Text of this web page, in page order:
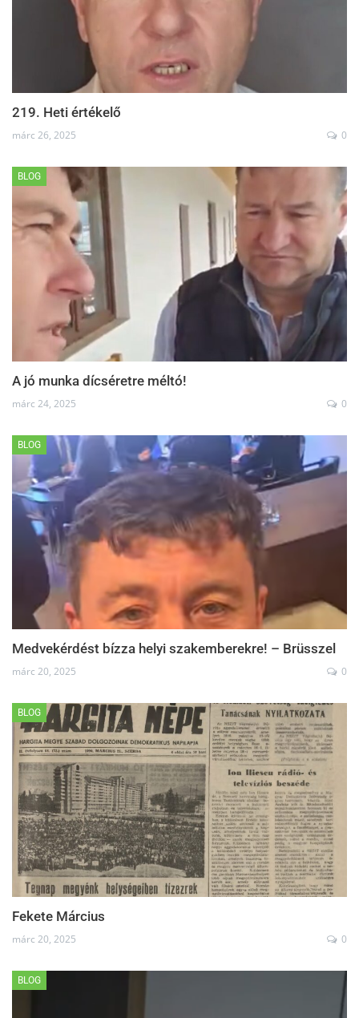
219. Heti értékelő
márc 26, 2025 0
BLOG
A jó munka dícséretre méltó!
márc 24, 2025 0
BLOG
Medvekérdést bízza helyi szakemberekre! – Brüsszel
márc 20, 2025 0
BLOG
Fekete Március
márc 20, 2025 0
BLOG